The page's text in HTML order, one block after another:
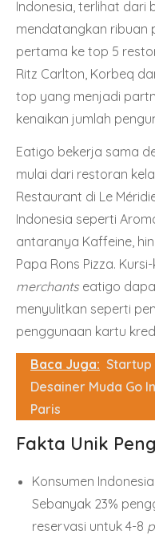
Indonesia, terlihat dari
mendatangkan ribuan
pertama ke top 5
Ritz Carlton, Korbeq
top yang menjadi
kenaikan jumlah
Eatigo bekerja sama
mulai dari restoran
Restaurant di Le
Indonesia seperti
antaranya Kaffeine,
Papa Rons Pizza.
merchants eatigo
menyulitkan seperti
penggunaan kartu
Baca Juga: Startup
Desainer Muda Go
Paris
Fakta Unik
Konsumen
Sebanyak 23%
reservasi untuk 4-8